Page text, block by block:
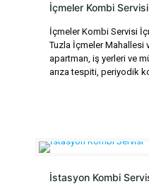
İçmeler Kombi Servisi
İçmeler Kombi Servisi
Tuzla İçmeler Mahallesi
apartman, iş yerleri ve
arıza tespiti, periyodik
İstasyon Kombi